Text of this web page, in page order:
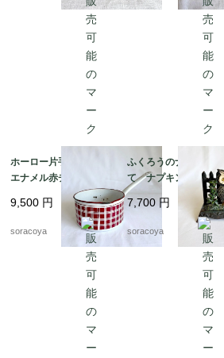
ホーロー片手鍋 白
エナメル赤チェック
ダミエ BB社 19kw
m11
9,500 円
soracoya
ふくろうのナプキンた
て ナプキンスタン
ド ナプキンホルダ
ー アイアン 鉄製
レターラック 12twet6
7,700 円
soracoya